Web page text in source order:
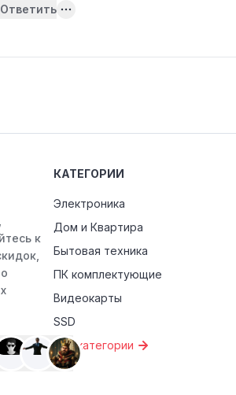
Ответить
к
КАТЕГОРИИ
Электроника
Дом и Квартира
Бытовая техника
ПК комплектующие
Видеокарты
SSD
Все категории